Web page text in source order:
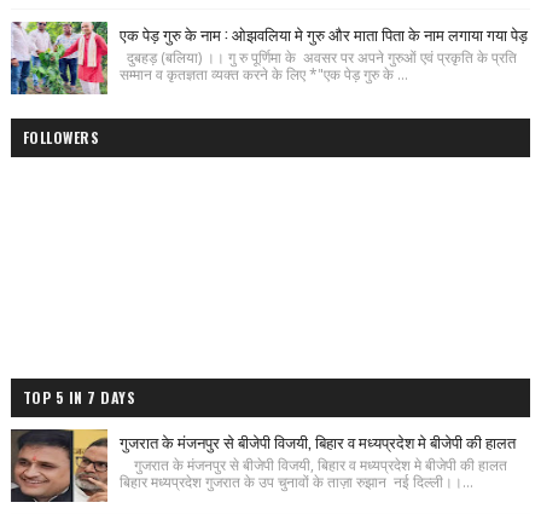
एक पेड़ गुरु के नाम : ओझवलिया मे गुरु और माता पिता के नाम लगाया गया पेड़
दुबहड़ (बलिया) ।। गु रु पूर्णिमा के अवसर पर अपने गुरुओं एवं प्रकृति के प्रति
सम्मान व कृतज्ञता व्यक्त करने के लिए *"एक पेड़ गुरु के ...
FOLLOWERS
TOP 5 IN 7 DAYS
गुजरात के मंजनपुर से बीजेपी विजयी, बिहार व मध्यप्रदेश मे बीजेपी की हालत
गुजरात के मंजनपुर से बीजेपी विजयी, बिहार व मध्यप्रदेश मे बीजेपी की हालत
बिहार मध्यप्रदेश गुजरात के उप चुनावों के ताज़ा रुझान नई दिल्ली।।...